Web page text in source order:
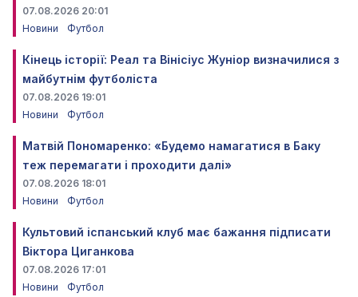
07.08.2026 20:01
Новини
Футбол
Кінець історії: Реал та Вінісіус Жуніор визначилися з
майбутнім футболіста
07.08.2026 19:01
Новини
Футбол
Матвій Пономаренко: «Будемо намагатися в Баку
теж перемагати і проходити далі»
07.08.2026 18:01
Новини
Футбол
Культовий іспанський клуб має бажання підписати
Віктора Циганкова
07.08.2026 17:01
Новини
Футбол